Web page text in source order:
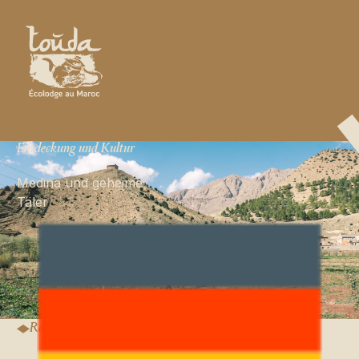
Entdeckung und Kultur
Medina und geheime
Täler
Diese Reise buchen
Reisedetails